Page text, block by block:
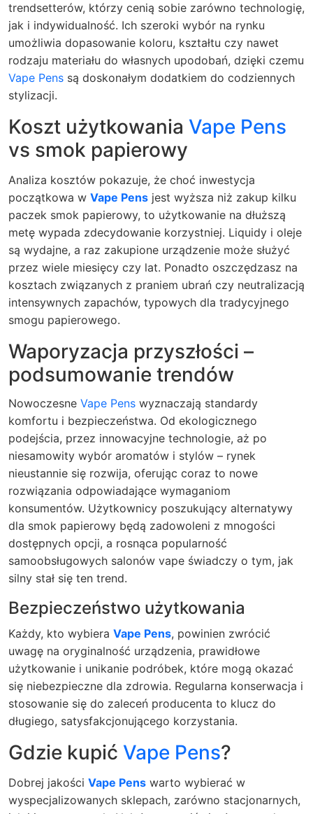
trendsetterów, którzy cenią sobie zarówno technologię,
jak i indywidualność. Ich szeroki wybór na rynku
umożliwia dopasowanie koloru, kształtu czy nawet
rodzaju materiału do własnych upodobań, dzięki czemu
Vape Pens są doskonałym dodatkiem do codziennych
stylizacji.
Koszt użytkowania Vape Pens
vs smok papierowy
Analiza kosztów pokazuje, że choć inwestycja
początkowa w Vape Pens jest wyższa niż zakup kilku
paczek smok papierowy, to użytkowanie na dłuższą
metę wypada zdecydowanie korzystniej. Liquidy i oleje
są wydajne, a raz zakupione urządzenie może służyć
przez wiele miesięcy czy lat. Ponadto oszczędzasz na
kosztach związanych z praniem ubrań czy neutralizacją
intensywnych zapachów, typowych dla tradycyjnego
smogu papierowego.
Waporyzacja przyszłości –
podsumowanie trendów
Nowoczesne Vape Pens wyznaczają standardy
komfortu i bezpieczeństwa. Od ekologicznego
podejścia, przez innowacyjne technologie, aż po
niesamowity wybór aromatów i stylów – rynek
nieustannie się rozwija, oferując coraz to nowe
rozwiązania odpowiadające wymaganiom
konsumentów. Użytkownicy poszukujący alternatywy
dla smok papierowy będą zadowoleni z mnogości
dostępnych opcji, a rosnąca popularność
samoobsługowych salonów vape świadczy o tym, jak
silny stał się ten trend.
Bezpieczeństwo użytkowania
Każdy, kto wybiera Vape Pens, powinien zwrócić
uwagę na oryginalność urządzenia, prawidłowe
użytkowanie i unikanie podróbek, które mogą okazać
się niebezpieczne dla zdrowia. Regularna konserwacja i
stosowanie się do zaleceń producenta to klucz do
długiego, satysfakcjonującego korzystania.
Gdzie kupić Vape Pens?
Dobrej jakości Vape Pens warto wybierać w
wyspecjalizowanych sklepach, zarówno stacjonarnych,